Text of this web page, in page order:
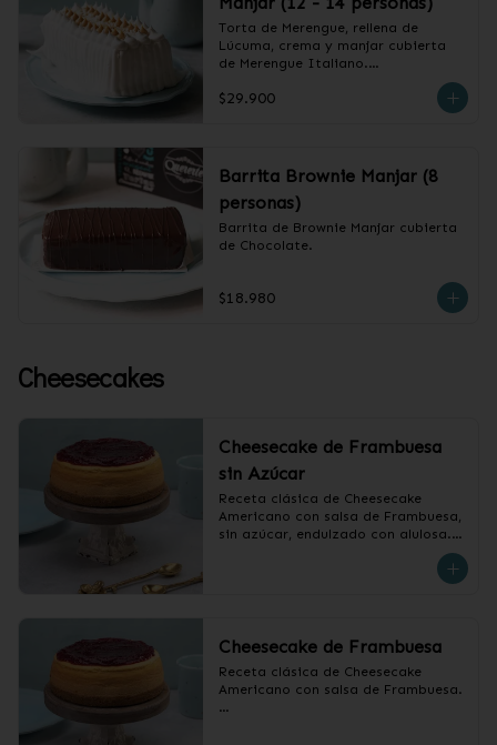
Torta de Merengue, rellena de
Lúcuma, crema y manjar cubierta
de Merengue Italiano.
❄️ Producto Congelado
$29.900
Barrita Brownie Manjar (8
personas)
Barrita de Brownie Manjar cubierta
de Chocolate.
$18.980
Cheesecakes
Cheesecake de Frambuesa
sin Azúcar
Receta clásica de Cheesecake
Americano con salsa de Frambuesa,
sin azúcar, endulzado con alulosa.
Cheesecake de Frambuesa
Receta clásica de Cheesecake
Americano con salsa de Frambuesa.